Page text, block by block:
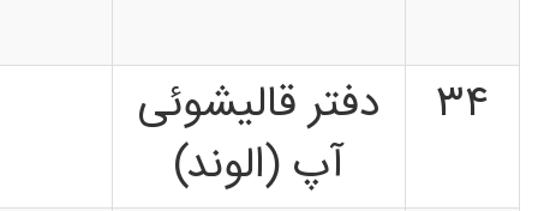
۳۴
دفتر قالیشوئی
آپ (الوند)